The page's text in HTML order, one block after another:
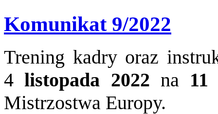
Komunikat 9/2022
Trening kadry oraz
4 listopada 2022 na 11
Mistrzostwa Europy.